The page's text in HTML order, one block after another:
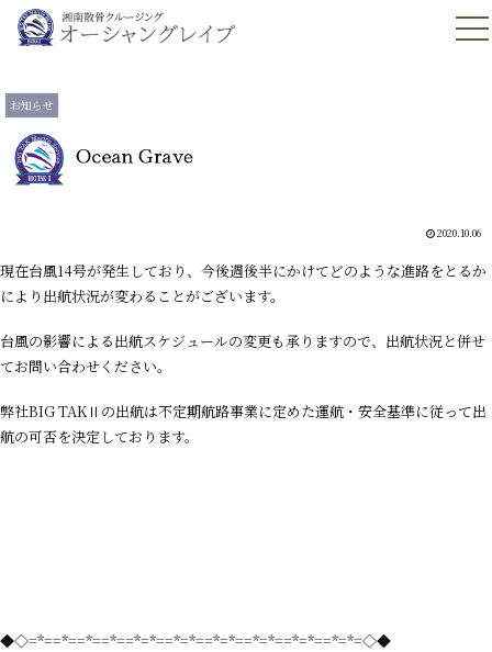
お知らせ
2020.10.06
現在台風14号が発生しており、今後週後半にかけてどのような進路をとるか
により出航状況が変わることがございます。
台風の影響による出航スケジュールの変更も承りますので、出航状況と併せ
てお問い合わせください。
弊社BIG TAKⅡの出航は不定期航路事業に定めた運航・安全基準に従って出
航の可否を決定しております。
◆◇=*==*==*==*==*=*==*=*==*=*==*=*==*=*==*=*=◇◆